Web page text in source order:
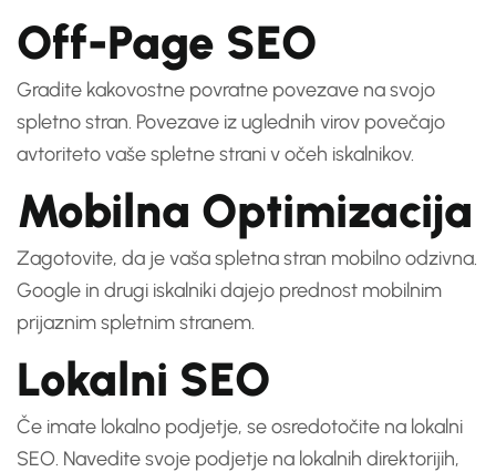
Off-Page SEO
Gradite kakovostne povratne povezave na svojo
spletno stran. Povezave iz uglednih virov povečajo
avtoriteto vaše spletne strani v očeh iskalnikov.
Mobilna Optimizacija
Zagotovite, da je vaša spletna stran mobilno odzivna.
Google in drugi iskalniki dajejo prednost mobilnim
prijaznim spletnim stranem.
Lokalni SEO
Če imate lokalno podjetje, se osredotočite na lokalni
SEO. Navedite svoje podjetje na lokalnih direktorijih,